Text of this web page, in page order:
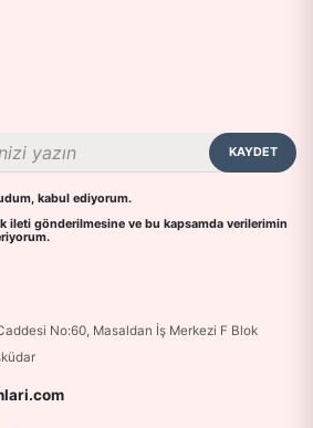
KAYDET
kabul ediyorum.
ileti gönderilmesine ve bu kapsamda verilerimin
No:60, Masaldan İş Merkezi F Blok